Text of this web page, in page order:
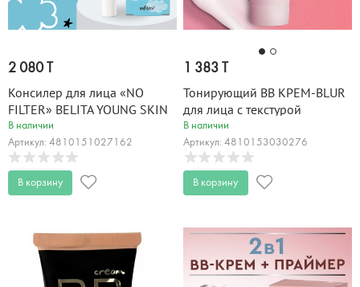
2 080 T
Консилер для лица «NO
FILTER» BELITA YOUNG SKIN
20 мл
В наличии
Артикул: 4810151027162
В корзину
1 383 T
Тонирующий ВВ КРЕМ-BLUR
для лица с текстурой
кашемира 45+ Cashmere 50
мл
В наличии
Артикул: 4810153030276
В корзину